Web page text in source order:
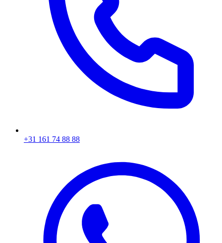
+31 161 74 88 88‬​​​​‌ ‍ ​‍​‍‌‍ ‌ ​‍‌‍‍‌‌‍‌ ‌‍‍‌‌‍ ‍​‍​‍​ ‍‍​‍​‍‌ ​ ‌‍​‌‌‍ ‍‌‍‍‌‌ ‌​‌ ‍‌​‍ ‍‌‍‍‌‌‍ ​‍​‍​‍ ​​‍​‍‌‍‍​‌ ​‍‌‍‌‌‌‍‌‍​‍​‍​ ‍‍​‍​‍‌‍‍​‌ ‌​‌ ‌​‌ ​​​ ‍‍​‍ ​‍ ‌‍ ​‌‍ ‌‍​ ‌‍​‌‌‍ ​‌‍‍​‌‍ ‌ ​ ‌ ‌​​ ‍‍​ ​ ​ ​ ​ ​ ​ ​ ​‍ ‌‍‍‌‌‍ ‍‌ ‌​‌‍‌‌‌‍ ‍‌ ‌​​‍ ‌‍‌‌‌‍‌​‌‍‍‌‌ ‌​​‍ ‌‍ ‌‌‍ ‌‍‌​‌‍‌‌​ ‌‌ ​​‌ ​‍‌‍‌‌‌ ​ ‌‍‌‌‌‍ ‍‌ ‌​‌‍​‌‌ ‌​‌‍‍‌‌‍ ‌‍ ‍​ ‍ ‌‍‍‌‌‍‌​​ ‌‌‍‌ ‌‍ ​‌‍ ‌‍​‍‌‍​‌‌‍ ​​ ‍ ‌ ‌​‌ ‍‌‌ ​​‌‍‌‌​ ‌‌‍‌ ‌‍ ​‌‍ ‌‍​‍‌‍​‌‌‍ ​​ ‍ ‌ ​​‌‍​‌‌ ‌​‌‍‍​​ ‌‌‍​ ‌‍ ‌‍ ‍‌ ‌​‌‍​‌‌‍​ ‌ ‌​​‍ ‍‌ ​​‌‍‍​‌‍ ‌‍ ‍‌‍‌‌​ ‌‍​‍‌‍​‌‌ ​ ‌‍‌‌‌‌‌‌‌ ​‍‌‍ ​​ ‌‌‍‍​‌ ‌​‌ ‌​‌ ​​​‍‌‌​ ​ ‌​​‌​‍‌‌​ ​‍‌​‌‍​‍‌‌​ ​‍‌​‌‍‌‍ ​‌‍ ‌‍​ ‌‍​‌‌‍ ​‌‍‍​‌‍ ‌ ​ ‌ ‌​​‍‌‌​ ​ ‌​​‌​ ​ ​ ​ ​ ​ ​ ​ ​‍‌‍‌‍‍‌‌‍‌​​ ‌‌‍‌ ‌‍ ​‌‍ ‌‍​‍‌‍​‌‌‍ ​​‍‌‍‌ ‌​‌ ‍‌‌ ​​‌‍‌‌​ ‌‌‍‌ ‌‍ ​‌‍ ‌‍​‍‌‍​‌‌‍ ​​‍‌‍‌ ​​‌‍​‌‌ ‌​‌‍‍​​ ‌‌‍​ ‌‍ ‌‍ ‍‌ ‌​‌‍​‌‌‍​ ‌ ‌​​‍ ‍‌ ​​‌‍‍​‌‍ ‌‍ ‍‌‍‌‌​‍‌‍‌ ​​‌‍‌‌‌ ​‍‌ ​ ‌ ​​‌‍‌‌‌‍​ ‌ ‌​‌‍‍‌‌ ‌‍‌‍‌‌​ ‌‌ ​​‌ ‌‌‌‍​‍‌‍ ​‌‍‍‌‌ ​ ‌‍‍​‌‍‌‌‌‍‌​​‍​‍‌ ‌